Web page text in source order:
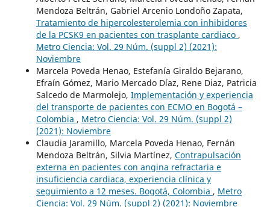
Mendoza Beltrán, Gabriel Arcenio Londoño Zapata,
Tratamiento de hipercolesterolemia con inhibidores
de la PCSK9 en pacientes con trasplante cardiaco ,
Metro Ciencia: Vol. 29 Núm. (suppl 2) (2021):
Noviembre
Marcela Poveda Henao, Estefanía Giraldo Bejarano,
Efraín Gómez, Mario Mercado Díaz, Rene Diaz, Patricia
Salcedo de Marmolejo, Implementación y experiencia
del transporte de pacientes con ECMO en Bogotá –
Colombia , Metro Ciencia: Vol. 29 Núm. (suppl 2)
(2021): Noviembre
Claudia Jaramillo, Marcela Poveda Henao, Fernán
Mendoza Beltrán, Silvia Martínez, Contrapulsación
externa en pacientes con angina refractaria e
insuficiencia cardiaca, experiencia clínica y
seguimiento a 12 meses. Bogotá, Colombia , Metro
Ciencia: Vol. 29 Núm. (suppl 2) (2021): Noviembre